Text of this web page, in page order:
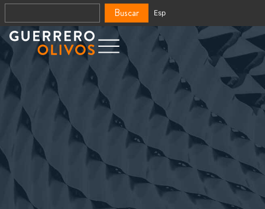
Buscar Esp